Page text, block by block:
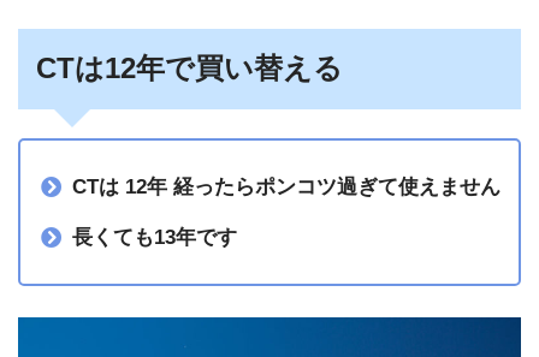
CTは12年で買い替える
CTは 12年 経ったらポンコツ過ぎて使えません
長くても13年です